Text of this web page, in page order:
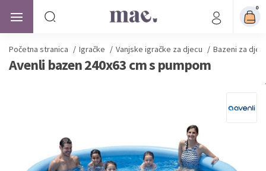
0
Početna stranica / Igračke / Vanjske igračke za djecu / Bazeni za
Avenli bazen 240x63 cm s pumpom